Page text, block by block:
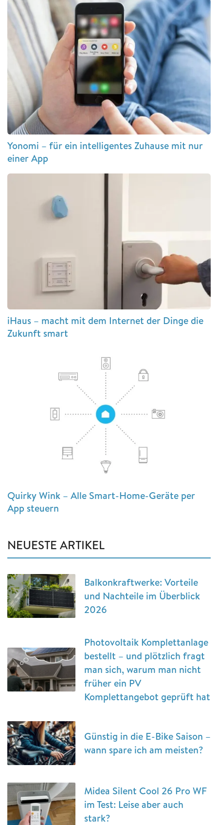
Yonomi – für ein intelligentes Zuhause mit nur
einer App
iHaus – macht mit dem Internet der Dinge die
Zukunft smart
Quirky Wink – Alle Smart-Home-Geräte per
App steuern
NEUESTE ARTIKEL
Balkonkraftwerke: Vorteile
und Nachteile im Überblick
2026
Photovoltaik Komplettanlage
bestellt – und plötzlich fragt
man sich, warum man nicht
früher ein PV
Komplettangebot geprüft hat
Günstig in die E-Bike Saison –
wann spare ich am meisten?
Midea Silent Cool 26 Pro WF
im Test: Leise aber auch
stark?